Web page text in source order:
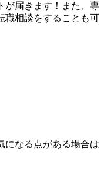
が届きます！また、専
職相談をすることも可
になる点がある場合は